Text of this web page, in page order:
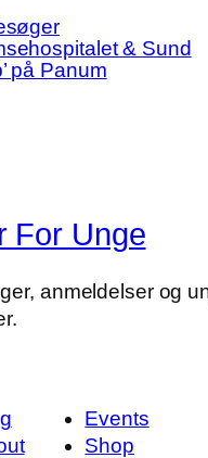
& Sund
på Panum
For Unge
anmeldelser og
Events
Shop